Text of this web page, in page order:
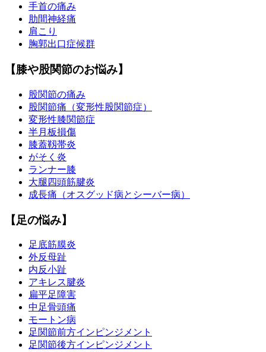
手首の痛み
肋間神経痛
肩こり
胸郭出口症候群
【膝や股関節のお悩み】
股関節の痛み
股関節痛（変形性股関節症）
変形性膝関節症
半月板損傷
膝蓋靱帯炎
がそく炎
ランナー膝
大腿四頭筋腱炎
成長痛（オスグッド病とシーバー病）
【足の悩み】
足底筋膜炎
外反母趾
内反小趾
アキレス腱炎
扁平足障害
中足骨頭痛
モートン病
足関節前方インピンジメント
足関節後方インピンジメント